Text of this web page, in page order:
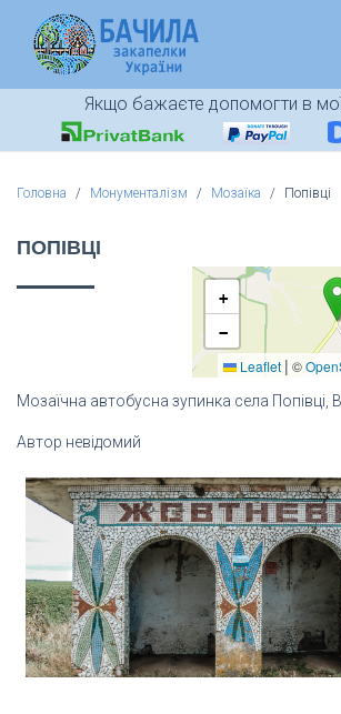
Якщо бажаєте допомогти в
Головна Монументалізм Мозаїка Попівці
ПОПІВЦІ
+
−
Leaflet | ©
Мозаїчна автобусна зупинка села Попівці,
Автор невідомий